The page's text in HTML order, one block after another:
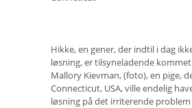
Hikke, en gener, der indtil i dag
løsning, er tilsyneladende
Mallory Kievman, (foto), en pige,
Connecticut, USA, ville endelig
løsning på det irriterende